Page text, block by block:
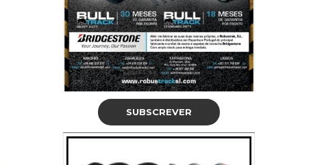
SUBSCREVER